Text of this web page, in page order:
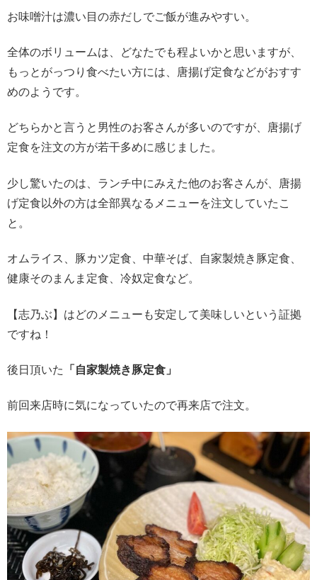
お味噌汁は濃い目の赤だしでご飯が進みやすい。
全体のボリュームは、どなたでも程よいかと思いますが、
もっとがっつり食べたい方には、唐揚げ定食などがおすす
めのようです。
どちらかと言うと男性のお客さんが多いのですが、唐揚げ
定食を注文の方が若干多めに感じました。
少し驚いたのは、ランチ中にみえた他のお客さんが、唐揚
げ定食以外の方は全部異なるメニューを注文していたこ
と。
オムライス、豚カツ定食、中華そば、自家製焼き豚定食、
健康そのまんま定食、冷奴定食など。
【志乃ぶ】はどのメニューも安定して美味しいという証拠
ですね！
後日頂いた 「自家製焼き豚定食」
前回来店時に気になっていたので再来店で注文。